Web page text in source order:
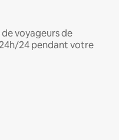
voyageurs de
24 pendant votre